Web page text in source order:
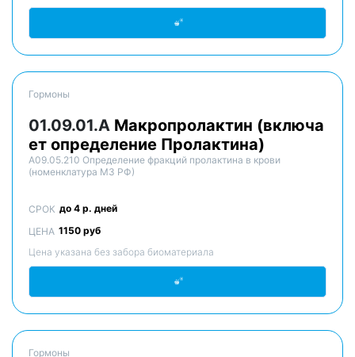
Гормоны
01.09.01.A Макропролактин (включа
ет определение Пролактина)
A09.05.210 Определение фракций пролактина в крови
(номенклатура МЗ РФ)
СРОК до 4 р. дней
ЦЕНА 1150 руб
Цена указана без забора биоматериала
Гормоны